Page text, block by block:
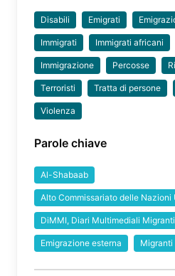
Disabili Emigrati
Immigrati Immigrati africani
Immigrazione Percosse
Terroristi Tratta di persone
Violenza
Parole chiave
Al-Shabaab
Alto Commissariato delle Nazioni
DiMMI, Diari Multimediali Migranti
Emigrazione esterna Migranti